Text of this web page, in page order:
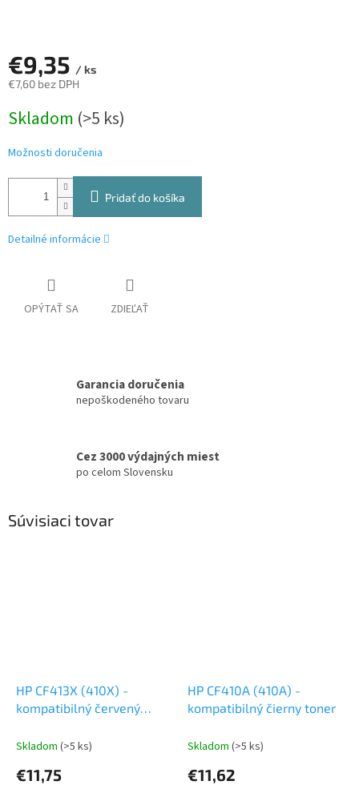
€9,35 / ks
€7,60 bez DPH
cena:
Skladom (>5 ks)
Možnosti doručenia
Pridať do košíka
Detailné informácie
OPÝTAŤ SA ZDIEĽAŤ
Garancia doručenia
nepoškodeného tovaru
Cez 3000 výdajných miest
po celom Slovensku
Súvisiaci tovar
HP CF413X (410X) -
kompatibilný červený
Skladom (>5 ks)
€11,75
HP CF410A (410A) -
kompatibilný čierny toner
Skladom (>5 ks)
€11,62